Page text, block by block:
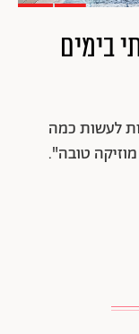
בימים
לעשות כמה
טובה".